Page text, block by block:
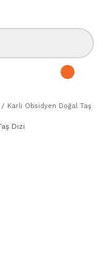
Karlı Obsidyen Doğal Taş